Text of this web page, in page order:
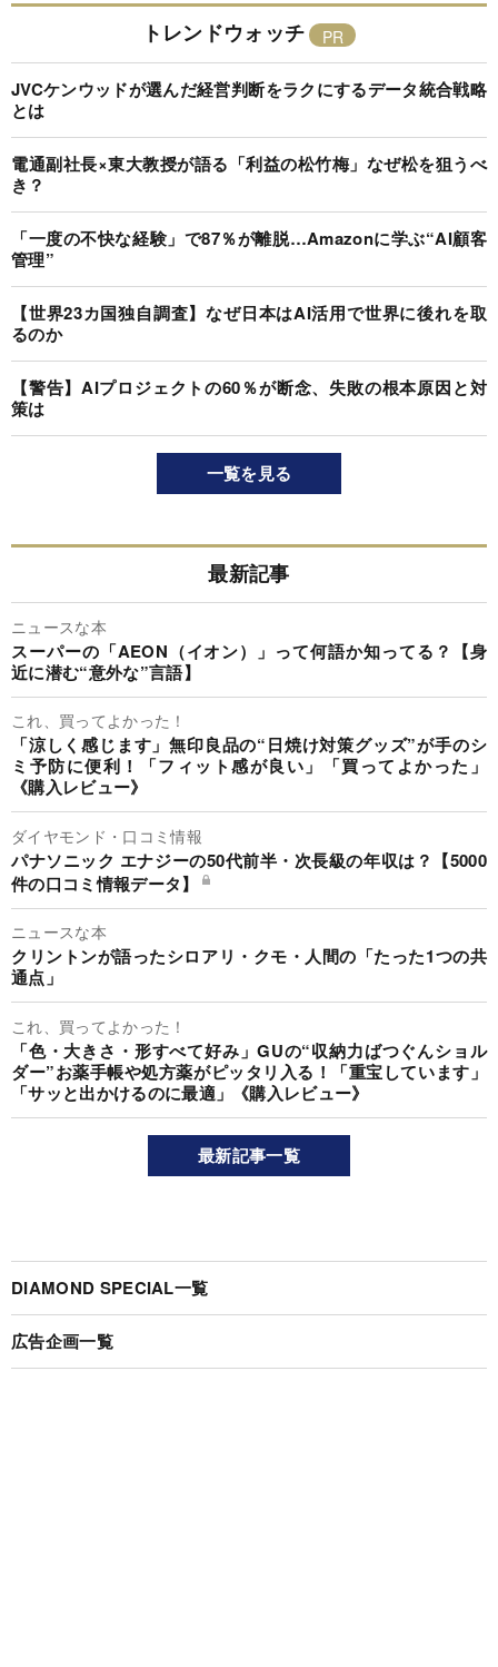
トレンドウォッチ
JVCケンウッドが選んだ経営判断をラクにするデータ統合戦略
とは
電通副社長×東大教授が語る「利益の松竹梅」なぜ松を狙うべ
き？
「一度の不快な経験」で87％が離脱…Amazonに学ぶ“AI顧客
管理”
【世界23カ国独自調査】なぜ日本はAI活用で世界に後れを取
るのか
【警告】AIプロジェクトの60％が断念、失敗の根本原因と対
策は
一覧を見る
最新記事
ニュースな本
スーパーの「AEON（イオン）」って何語か知ってる？【身
近に潜む“意外な”言語】
これ、買ってよかった！
「涼しく感じます」無印良品の“日焼け対策グッズ”が手のシ
ミ予防に便利！「フィット感が良い」「買ってよかった」
《購入レビュー》
ダイヤモンド・口コミ情報
パナソニック エナジーの50代前半・次長級の年収は？【5000
件の口コミ情報データ】
ニュースな本
クリントンが語ったシロアリ・クモ・人間の「たった1つの共
通点」
これ、買ってよかった！
「色・大きさ・形すべて好み」GUの“収納力ばつぐんショル
ダー”お薬手帳や処方薬がピッタリ入る！「重宝しています」
「サッと出かけるのに最適」《購入レビュー》
最新記事一覧
DIAMOND SPECIAL一覧
広告企画一覧